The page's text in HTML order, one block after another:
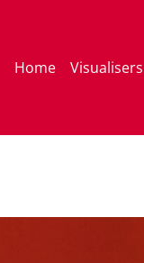
Home Visualisers